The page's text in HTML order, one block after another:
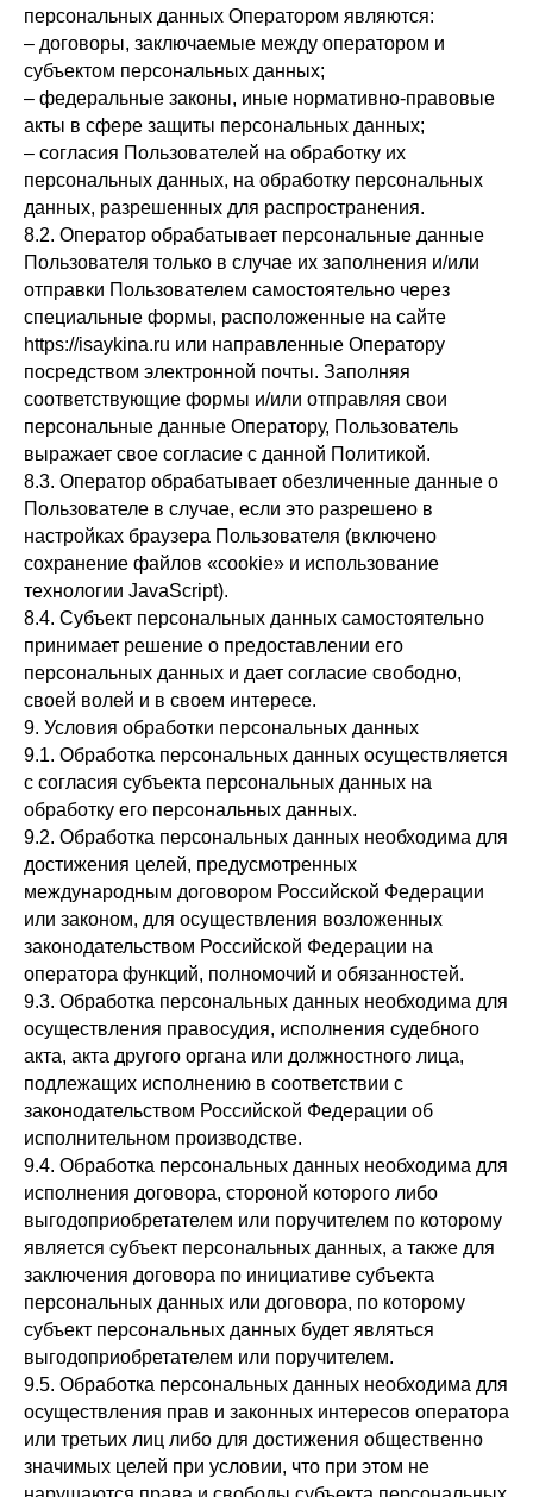
персональных данных Оператором являются:
– договоры, заключаемые между оператором и
субъектом персональных данных;
– федеральные законы, иные нормативно-правовые
акты в сфере защиты персональных данных;
– согласия Пользователей на обработку их
персональных данных, на обработку персональных
данных, разрешенных для распространения.
8.2. Оператор обрабатывает персональные данные
Пользователя только в случае их заполнения и/или
отправки Пользователем самостоятельно через
специальные формы, расположенные на сайте
https://isaykina.ru или направленные Оператору
посредством электронной почты. Заполняя
соответствующие формы и/или отправляя свои
персональные данные Оператору, Пользователь
выражает свое согласие с данной Политикой.
8.3. Оператор обрабатывает обезличенные данные о
Пользователе в случае, если это разрешено в
настройках браузера Пользователя (включено
сохранение файлов «cookie» и использование
технологии JavaScript).
8.4. Субъект персональных данных самостоятельно
принимает решение о предоставлении его
персональных данных и дает согласие свободно,
своей волей и в своем интересе.
9. Условия обработки персональных данных
9.1. Обработка персональных данных осуществляется
с согласия субъекта персональных данных на
обработку его персональных данных.
9.2. Обработка персональных данных необходима для
достижения целей, предусмотренных
международным договором Российской Федерации
или законом, для осуществления возложенных
законодательством Российской Федерации на
оператора функций, полномочий и обязанностей.
9.3. Обработка персональных данных необходима для
осуществления правосудия, исполнения судебного
акта, акта другого органа или должностного лица,
подлежащих исполнению в соответствии с
законодательством Российской Федерации об
исполнительном производстве.
9.4. Обработка персональных данных необходима для
исполнения договора, стороной которого либо
выгодоприобретателем или поручителем по которому
является субъект персональных данных, а также для
заключения договора по инициативе субъекта
персональных данных или договора, по которому
субъект персональных данных будет являться
выгодоприобретателем или поручителем.
9.5. Обработка персональных данных необходима для
осуществления прав и законных интересов оператора
или третьих лиц либо для достижения общественно
значимых целей при условии, что при этом не